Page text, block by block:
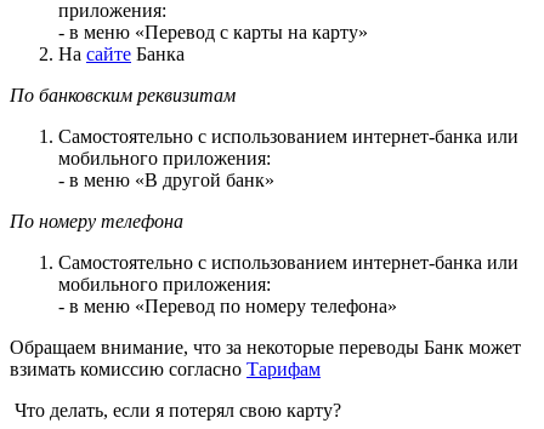
приложения:
- в меню «Перевод с карты на карту»
На сайте Банка
По банковским реквизитам
Самостоятельно с использованием интернет-банка или
мобильного приложения:
- в меню «В другой банк»
По номеру телефона
Самостоятельно с использованием интернет-банка или
мобильного приложения:
- в меню «Перевод по номеру телефона»
Обращаем внимание, что за некоторые переводы Банк может
взимать комиссию согласно Тарифам
Что делать, если я потерял свою карту?